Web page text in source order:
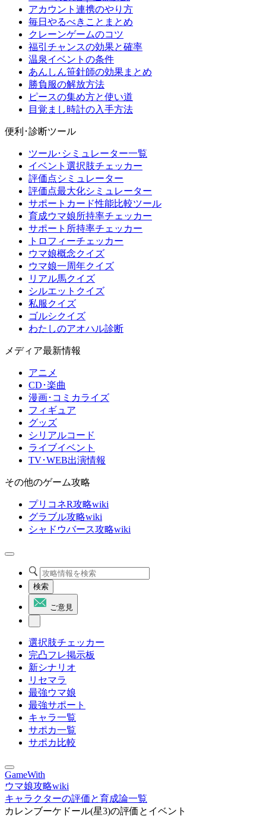
アカウント連携のやり方
毎日やるべきことまとめ
クレーンゲームのコツ
福引チャンスの効果と確率
温泉イベントの条件
あんしん笹針師の効果まとめ
勝負服の解放方法
ピースの集め方と使い道
目覚まし時計の入手方法
便利･診断ツール
ツール･シミュレーター一覧
イベント選択肢チェッカー
評価点シミュレーター
評価点最大化シミュレーター
サポートカード性能比較ツール
育成ウマ娘所持率チェッカー
サポート所持率チェッカー
トロフィーチェッカー
ウマ娘概念クイズ
ウマ娘一周年クイズ
リアル馬クイズ
シルエットクイズ
私服クイズ
ゴルシクイズ
わたしのアオハル診断
メディア最新情報
アニメ
CD･楽曲
漫画･コミカライズ
フィギュア
グッズ
シリアルコード
ライブイベント
TV･WEB出演情報
その他のゲーム攻略
プリコネR攻略wiki
グラブル攻略wiki
シャドウバース攻略wiki
検索
ご意見
選択肢チェッカー
完凸フレ掲示板
新シナリオ
リセマラ
最強ウマ娘
最強サポート
キャラ一覧
サポカ一覧
サポカ比較
GameWith
ウマ娘攻略wiki
キャラクターの評価と育成論一覧
カレンブーケドール(星3)の評価とイベント